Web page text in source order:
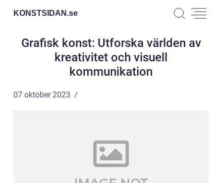
KONSTSIDAN.se
Grafisk konst: Utforska världen av
kreativitet och visuell
kommunikation
07 oktober 2023